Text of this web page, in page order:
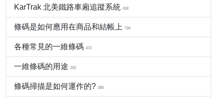
KarTrak 北美鐵路車廂追蹤系統 418
條碼是如何應用在商品和結帳上 734
各種常見的一維條碼 472
一維條碼的用途 252
條碼掃描是如何運作的? 356